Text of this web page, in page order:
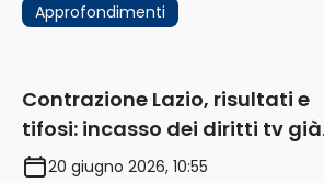
Approfondimenti
Contrazione Lazio, risultati e
tifosi: incasso dei diritti tv già
in flessione
20 giugno 2026, 10:55